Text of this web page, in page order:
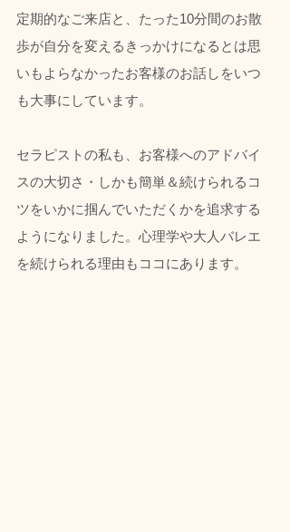
定期的なご来店と、たった10分間のお散
歩が自分を変えるきっかけになるとは思
いもよらなかったお客様のお話しをいつ
も大事にしています。
セラピストの私も、お客様へのアドバイ
スの大切さ・しかも簡単＆続けられるコ
ツをいかに掴んでいただくかを追求する
ようになりました。心理学や大人バレエ
を続けられる理由もココにあります。